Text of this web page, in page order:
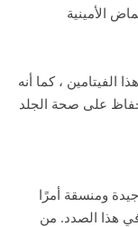
الأمينية
، كما أنه
على صحة الجلد
ومنسقة أمرًا
في هذا الصدد. من